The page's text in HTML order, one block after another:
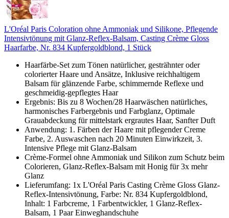
L'Oréal Paris Coloration ohne Ammoniak und Silikone, Pflegende
Intensivtönung mit Glanz-Reflex-Balsam, Casting Crème Gloss
Haarfarbe, Nr. 834 Kupfergoldblond, 1 Stück
Haarfärbe-Set zum Tönen natürlicher, gesträhnter oder
colorierter Haare und Ansätze, Inklusive reichhaltigem
Balsam für glänzende Farbe, schimmernde Reflexe und
geschmeidig-gepflegtes Haar
Ergebnis: Bis zu 8 Wochen/28 Haarwäschen natürliches,
harmonisches Farbergebnis und Farbglanz, Optimale
Grauabdeckung für mittelstark ergrautes Haar, Sanfter Duft
Anwendung: 1. Färben der Haare mit pflegender Creme
Farbe, 2. Auswaschen nach 20 Minuten Einwirkzeit, 3.
Intensive Pflege mit Glanz-Balsam
Crème-Formel ohne Ammoniak und Silikon zum Schutz beim
Colorieren, Glanz-Reflex-Balsam mit Honig für 3x mehr
Glanz
Lieferumfang: 1x L'Oréal Paris Casting Crème Gloss Glanz-
Reflex-Intensivtönung, Farbe: Nr. 834 Kupfergoldblond,
Inhalt: 1 Farbcreme, 1 Farbentwickler, 1 Glanz-Reflex-
Balsam, 1 Paar Einweghandschuhe